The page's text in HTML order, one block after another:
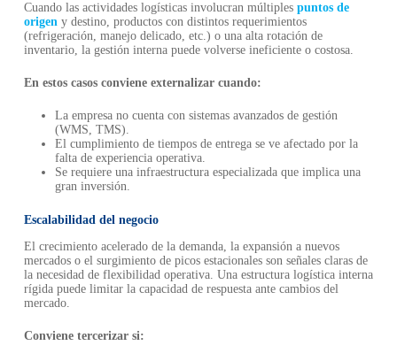
Cuando las actividades logísticas involucran múltiples puntos de
origen y destino, productos con distintos requerimientos
(refrigeración, manejo delicado, etc.) o una alta rotación de
inventario, la gestión interna puede volverse ineficiente o costosa.
En estos casos conviene externalizar cuando:
La empresa no cuenta con sistemas avanzados de gestión
(WMS, TMS).
El cumplimiento de tiempos de entrega se ve afectado por la
falta de experiencia operativa.
Se requiere una infraestructura especializada que implica una
gran inversión.
Escalabilidad del negocio
El crecimiento acelerado de la demanda, la expansión a nuevos
mercados o el surgimiento de picos estacionales son señales claras de
la necesidad de flexibilidad operativa. Una estructura logística interna
rígida puede limitar la capacidad de respuesta ante cambios del
mercado.
Conviene tercerizar si: